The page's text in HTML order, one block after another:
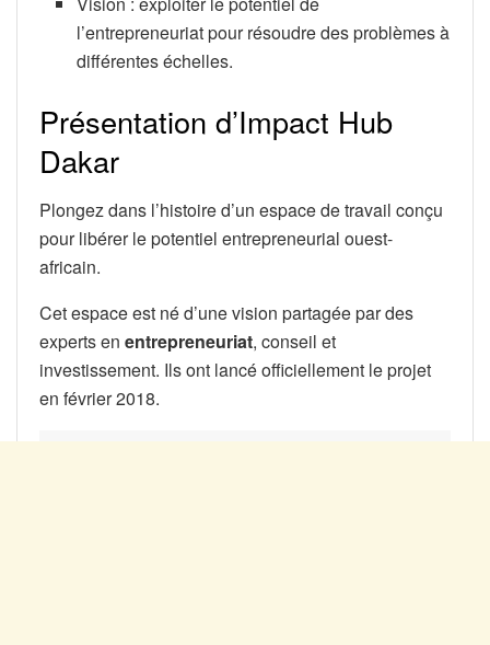
l’entrepreneuriat pour résoudre des problèmes à
différentes échelles.
Présentation d’Impact Hub
Dakar
Plongez dans l’histoire d’un espace de travail conçu
pour libérer le potentiel entrepreneurial ouest-
africain.
Cet espace est né d’une vision partagée par des
experts en entrepreneuriat, conseil et
investissement. Ils ont lancé officiellement le projet
en février 2018.